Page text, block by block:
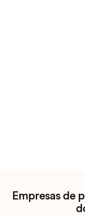
Empresas de